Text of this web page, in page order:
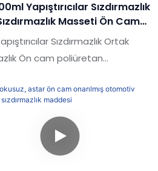
özellikleri, ihtiyaçlarınıza
Yapıştırıcılar Sızdırmazlık
Masseti Ön Cam
Sızdırmazlık Maddesi Cam
Sızdırmazlık Ortak
Ön cam poliüretan
performans,
vb. Açısından eşsiz
avantajlara sahiptir ve
iyi bir üne sahiptir. 300 ml
spesifikasyonları